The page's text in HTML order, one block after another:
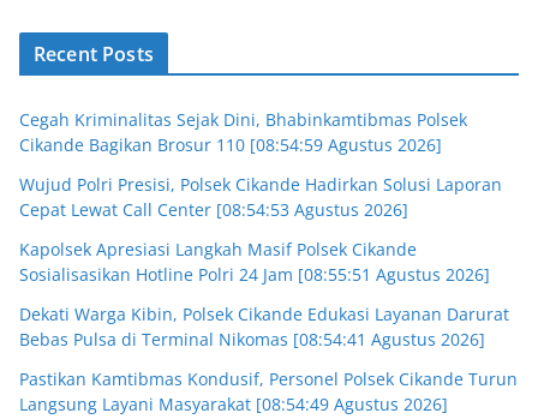
Recent Posts
Cegah Kriminalitas Sejak Dini, Bhabinkamtibmas Polsek
Cikande Bagikan Brosur 110 [08:54:59 Agustus 2026]
Wujud Polri Presisi, Polsek Cikande Hadirkan Solusi Laporan
Cepat Lewat Call Center [08:54:53 Agustus 2026]
Kapolsek Apresiasi Langkah Masif Polsek Cikande
Sosialisasikan Hotline Polri 24 Jam [08:55:51 Agustus 2026]
Dekati Warga Kibin, Polsek Cikande Edukasi Layanan Darurat
Bebas Pulsa di Terminal Nikomas [08:54:41 Agustus 2026]
Pastikan Kamtibmas Kondusif, Personel Polsek Cikande Turun
Langsung Layani Masyarakat [08:54:49 Agustus 2026]